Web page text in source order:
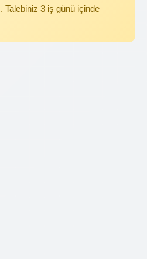
Talebiniz 3 iş günü içinde